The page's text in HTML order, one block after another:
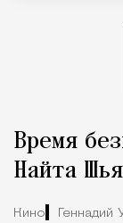
Время
Найта
Кино Геннадий